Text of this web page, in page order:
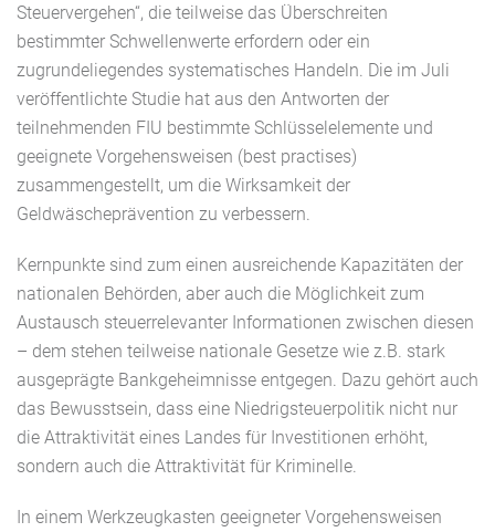
Steuervergehen“, die teilweise das Überschreiten
bestimmter Schwellenwerte erfordern oder ein
zugrundeliegendes systematisches Handeln. Die im Juli
veröffentlichte Studie hat aus den Antworten der
teilnehmenden FIU bestimmte Schlüsselelemente und
geeignete Vorgehensweisen (best practises)
zusammengestellt, um die Wirksamkeit der
Geldwäscheprävention zu verbessern.
Kernpunkte sind zum einen ausreichende Kapazitäten der
nationalen Behörden, aber auch die Möglichkeit zum
Austausch steuerrelevanter Informationen zwischen diesen
– dem stehen teilweise nationale Gesetze wie z.B. stark
ausgeprägte Bankgeheimnisse entgegen. Dazu gehört auch
das Bewusstsein, dass eine Niedrigsteuerpolitik nicht nur
die Attraktivität eines Landes für Investitionen erhöht,
sondern auch die Attraktivität für Kriminelle.
In einem Werkzeugkasten geeigneter Vorgehensweisen